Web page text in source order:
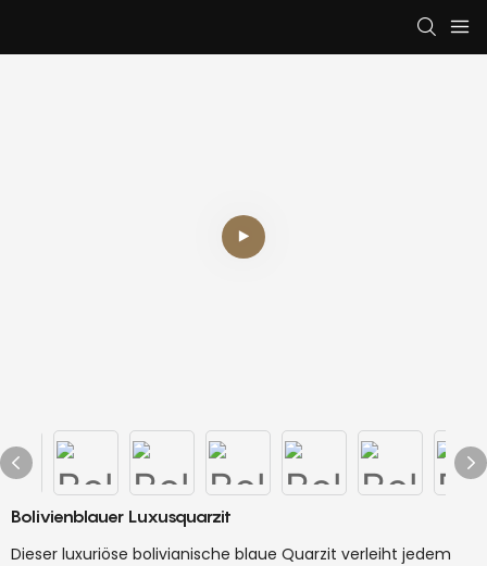
Bolivienblauer Luxusquarzit
Dieser luxuriöse bolivianische blaue Quarzit verleiht jedem